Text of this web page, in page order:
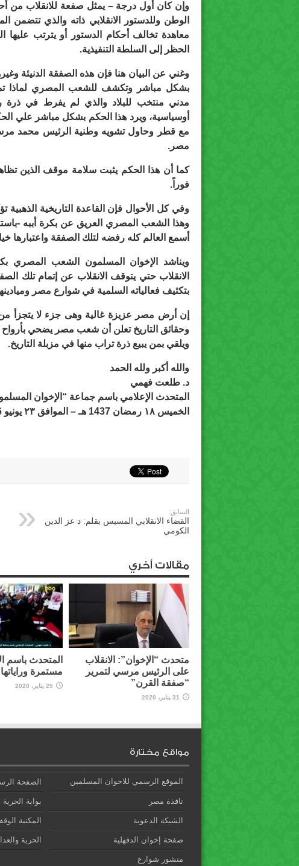
وإن كان أول درجة – يمثل صفعة للانقلاب من
معاهدة تخالف أحكام الدستور أو يترتب عليها
الحظر إلى السلطة التنفيذية.
وغني عن البيان هنا فإن هذه الصفقة الدنيئة
بشكل مباشر وتكشف للشعب المصري لماذا
مدني منتخب للبلاد والذي لم يفرط في
أوسياسية، ويرد هذا الحكم بشكل مباشر علي
مع قطر وحاول تشويه وطنية الرئيس محمد
مصر.
كما أن هذا الحكم يثبت سلامة موقف الذين
فوراً.
وفي كل الأحوال فإن القاعدة التاريخية
وهذا الشعب المصري العريق عن بكرة أببه -
أسمع العالم كله رفضه لتلك الصفقة واعتبارها
ويناشد الإخوان المسلمون الشعب المصري
الانقلاب حتي يتوقف الانقلاب عن إتمام تلك
بتكثيف فعالياته السلمية في شوارع مصر
إن أرض مصر عزيزة غالية وهى جزء لا يتجزأ من
وحقائق التاريخ تعلن أن شعب مصر يضحي بأرواح
ويلقي بمن يبيع ذرة تراب منها في مزبلة التاريخ.
والله أكبر ولله الحمد
د. طلعت فهمي
المتحدث الإعلامي باسم جماعة “الإخوان
الخميس ١٨ رمضان 1437 هـ – الموافق ٢٣ يونيو 2016 م
السابق:
القضاء الانقلابي المسيس بقلم: د عز الدين
الكومي
مقالات أخري
متحدث “الإخوان”: الانقلاب
على الرئيس مرسي لتمرير
“صفقة القرن”
31 يناير، 2020
المتحدث باسم
مستمرة
25 يناير، 2020
مواقع مختارة
الموقع الرسمي للاخوان المسلمين الصفحة
نافذة مصر بوابة الحرية
الشبكة الدعوية المكتبة
صفحة إخوان الدقهلية الحرية
منشور شوارع